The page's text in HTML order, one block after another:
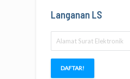
Langanan LS
Surat
Elektronik
DAFTAR!